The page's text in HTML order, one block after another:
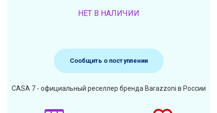
НЕТ В НАЛИЧИИ
Сообщить о поступлении
CASA 7 - официальный реселлер бренда Barazzoni в России